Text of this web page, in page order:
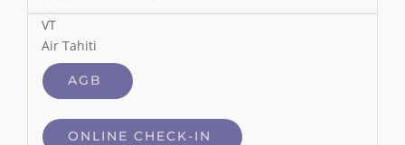
VT
Air Tahiti
AGB
ONLINE CHECK-IN